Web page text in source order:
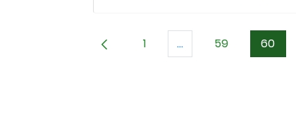
Página
1 ...Páginas intermedias
Página
59 60